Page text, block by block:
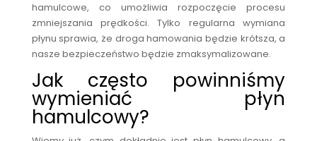
hamulcowe, co umożliwia rozpoczęcie procesu
zmniejszania prędkości. Tylko regularna wymiana
płynu sprawia, że droga hamowania będzie krótsza, a
nasze bezpieczeństwo będzie zmaksymalizowane.
Jak często powinniśmy
wymieniać płyn
hamulcowy?